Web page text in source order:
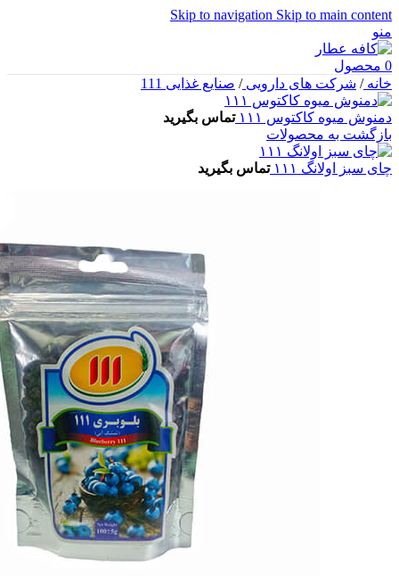
Skip to navigation Skip to main content
منو
0 محصول
خانه/ شرکت های دارویی/ صنایع غذایی 111
دمنوش میوه کاکتوس ۱۱۱
تماس بگیرید
بازگشت به محصولات
چای سبز اولانگ ۱۱۱ تماس بگیرید